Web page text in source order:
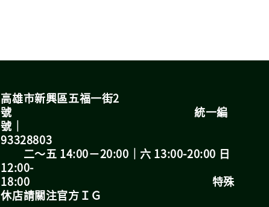
高雄市新興區五福一街2
號 統一編
號｜
93328803
二～五 14:00－20:00｜六 13:00-20:00 日
12:00-
18:00 特殊
休店請關注官方ＩＧ